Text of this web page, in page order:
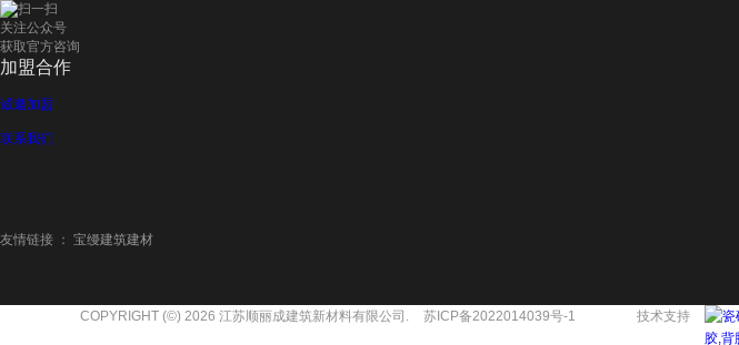
扫一扫
关注公众号
获取官方咨询
​加盟合作
诚邀加盟
联系我们
友情链接 ： 宝缦建筑建材
COPYRIGHT (©) 2026 江苏顺丽成建筑新材料有限公司. 苏ICP备2022014039号-1 技术支持